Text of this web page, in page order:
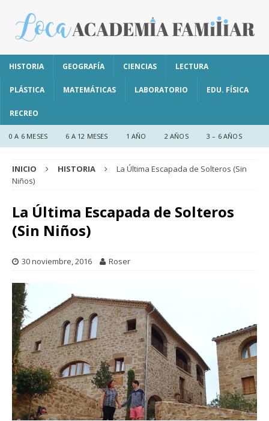
HISTORIA GEOGRAFÍA CIENCIAS LECTURA
PLÁSTICA MATEMÁTICAS LABORATORIO EDU. FÍSICA
RECREO
0 A 6 MESES 6 A 12 MESES 1 AÑO 2 AÑOS 3 – 6 AÑOS
INICIO HISTORIA
La Última Escapada de Solteros (Sin
Niños)
La Última Escapada de Solteros
(Sin Niños)
30 noviembre, 2016 Roser